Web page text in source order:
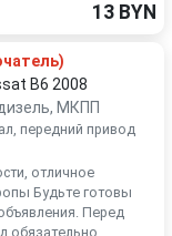
13 BYN
B6 2008
дизель, МКПП
передний привод
отличное
Будьте готовы
Перед
обязательно